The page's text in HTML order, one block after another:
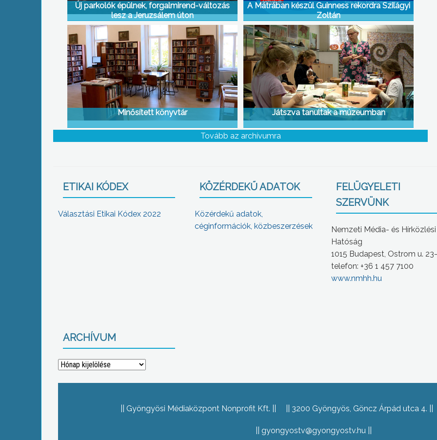
Új parkolók épülnek, forgalmirend-változás
lesz a Jeruzsálem úton
A Mátrában készül Guinness rekordra Szilágyi
Zoltán
Minősített könyvtár Játszva tanultak a múzeumban
Tovább az archívumra
ETIKAI KÓDEX
Választási Etikai Kódex 2022
KÖZÉRDEKŰ ADATOK
Közérdekű adatok,
céginformációk, közbeszerzések
FELÜGYELETI
SZERVÜNK
Nemzeti Média- és Hírközlési
Hatóság
1015 Budapest, Ostrom u.
telefon: +36 1 457 7100
www.nmhh.hu
ARCHÍVUM
Archívum
Gyöngyösi Médiaközpont Nonprofit Kft. 3200 Gyöngyös, Göncz Árpád utca 4.
gyongyostv@gyongyostv.hu